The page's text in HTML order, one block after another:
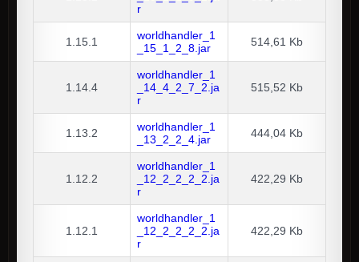
r
1.15.1
worldhandler_1
_15_1_2_8.jar
514,61 Kb
1.14.4
worldhandler_1
_14_4_2_7_2.ja
r
515,52 Kb
1.13.2
worldhandler_1
_13_2_2_4.jar
444,04 Kb
1.12.2
worldhandler_1
_12_2_2_2_2.ja
r
422,29 Kb
1.12.1
worldhandler_1
_12_2_2_2_2.ja
r
422,29 Kb